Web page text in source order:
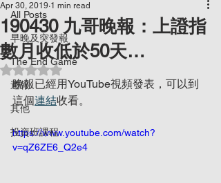
All Posts
早晚及突發報
The End Game
週報
其他
投資班課程
190430 九哥晚報：上證指
數月收低於50天…
Apr 30, 2019 1 min read
Rated NaN out of 5 stars.
晚報已經用YouTube視頻發表，可以到
這個連結收看。
https://www.youtube.com/watch?
v=qZ6ZE6_Q2e4